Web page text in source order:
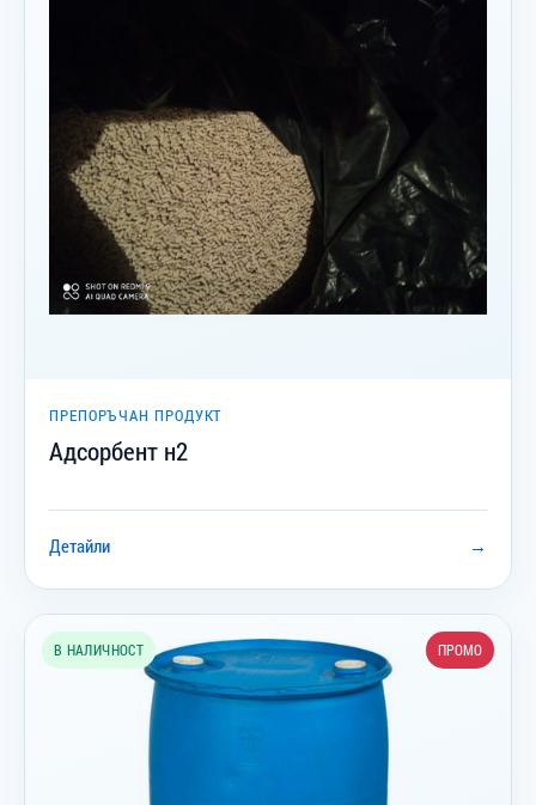
ПРЕПОРЪЧАН ПРОДУКТ
Адсорбент н2
Детайли →
В НАЛИЧНОСТ ПРОМО